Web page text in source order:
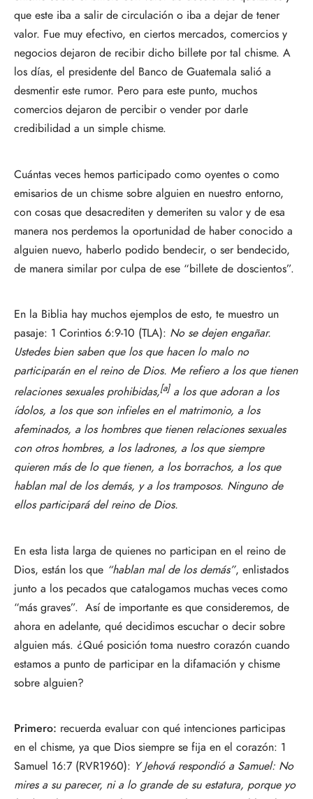
que este iba a salir de circulación o iba a dejar de tener
valor. Fue muy efectivo, en ciertos mercados, comercios y
negocios dejaron de recibir dicho billete por tal chisme. A
los días, el presidente del Banco de Guatemala salió a
desmentir este rumor. Pero para este punto, muchos
comercios dejaron de percibir o vender por darle
credibilidad a un simple chisme.
Cuántas veces hemos participado como oyentes o como
emisarios de un chisme sobre alguien en nuestro entorno,
con cosas que desacrediten y demeriten su valor y de esa
manera nos perdemos la oportunidad de haber conocido a
alguien nuevo, haberlo podido bendecir, o ser bendecido,
de manera similar por culpa de ese “billete de doscientos”.
En la Biblia hay muchos ejemplos de esto, te muestro un
pasaje: 1 Corintios 6:9-10 (TLA): No se dejen engañar.
Ustedes bien saben que los que hacen lo malo no
participarán en el reino de Dios. Me refiero a los que tienen
relaciones sexuales prohibidas,[a]a los que adoran a los
ídolos, a los que son infieles en el matrimonio, a los
afeminados, a los hombres que tienen relaciones sexuales
con otros hombres, a los ladrones, a los que siempre
quieren más de lo que tienen, a los borrachos, a los que
hablan mal de los demás, y a los tramposos. Ninguno de
ellos participará del reino de Dios.
En esta lista larga de quienes no participan en el reino de
Dios, están los que “hablan mal de los demás”, enlistados
junto a los pecados que catalogamos muchas veces como
“más graves”. Así de importante es que consideremos, de
ahora en adelante, qué decidimos escuchar o decir sobre
alguien más. ¿Qué posición toma nuestro corazón cuando
estamos a punto de participar en la difamación y chisme
sobre alguien?
Primero: recuerda evaluar con qué intenciones participas
en el chisme, ya que Dios siempre se fija en el corazón: 1
Samuel 16:7 (RVR1960): Y Jehová respondió a Samuel: No
mires a su parecer, ni a lo grande de su estatura, porque yo